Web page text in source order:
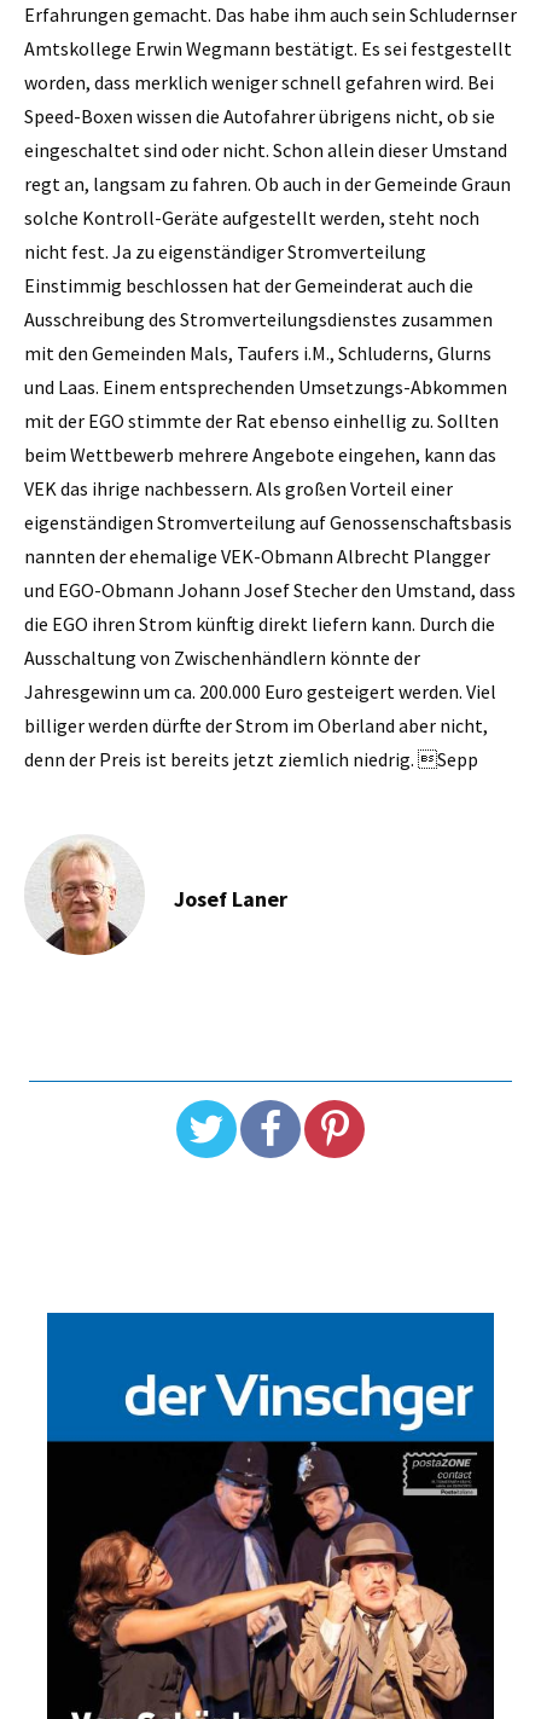
Erfahrungen gemacht. Das habe ihm auch sein Schludernser
Amtskollege Erwin Wegmann bestätigt. Es sei festgestellt
worden, dass merklich weniger schnell gefahren wird. Bei
Speed-Boxen wissen die Autofahrer übrigens nicht, ob sie
eingeschaltet sind oder nicht. Schon allein dieser Umstand
regt an, langsam zu fahren. Ob auch in der Gemeinde Graun
solche Kontroll-Geräte aufgestellt werden, steht noch
nicht fest. Ja zu eigenständiger Stromverteilung
Einstimmig beschlossen hat der Gemeinderat auch die
Ausschreibung des Stromverteilungsdienstes zusammen
mit den Gemeinden Mals, Taufers i.M., Schluderns, Glurns
und Laas. Einem entsprechenden Um­setzungs-Abkommen
mit der EGO stimmte der Rat ebenso einhellig zu. Sollten
beim Wettbewerb mehrere Angebote eingehen, kann das
VEK das ihrige nachbessern. Als großen Vorteil einer
eigenständigen Stromverteilung auf Genossenschaftsbasis
nannten der ehemalige VEK-Obmann Albrecht Plangger
und EGO-Obmann Johann Josef Stecher den Umstand, dass
die EGO ihren Strom künftig direkt liefern kann. Durch die
Ausschaltung von Zwischenhändlern könnte der
Jahresgewinn um ca. 200.000 Euro gesteigert werden. Viel
billiger werden dürfte der Strom im Oberland aber nicht,
denn der Preis ist bereits jetzt ziemlich niedrig. Sepp
Josef Laner